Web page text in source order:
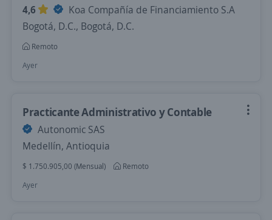
4,6
Koa Compañía de Financiamiento S.A
Bogotá, D.C., Bogotá, D.C.
Remoto
Ayer
Practicante Administrativo y Contable
Autonomic SAS
Medellín, Antioquia
$ 1.750.905,00 (Mensual)
Remoto
Ayer